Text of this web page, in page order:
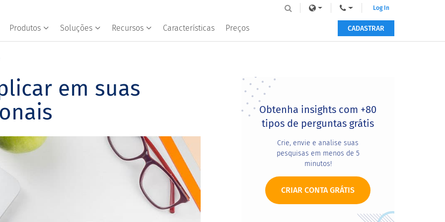
Produtos Soluções Recursos Características Preços
Log In
CADASTRAR
em suas
Primary
Sidebar
Obtenha insights com +80
tipos de perguntas grátis
Crie, envie e analise suas
pesquisas em menos de 5
minutos!
CRIAR CONTA GRÁTIS